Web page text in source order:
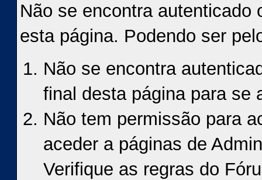
Não se encontra autenticado
esta página. Podendo ser
Não se encontra
final desta página para se
Não tem permissão para
aceder a páginas de
Verifique as regras do